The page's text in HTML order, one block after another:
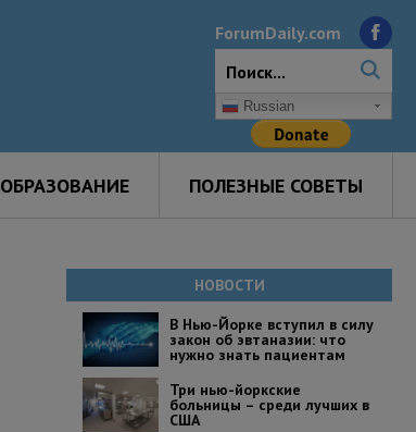
ForumDaily.com
Russian
ОБРАЗОВАНИЕ ПОЛЕЗНЫЕ СОВЕТЫ
НОВОСТИ
В Нью-Йорке вступил в силу
закон об эвтаназии: что
нужно знать пациентам
Три нью-йоркские
больницы – среди лучших в
США